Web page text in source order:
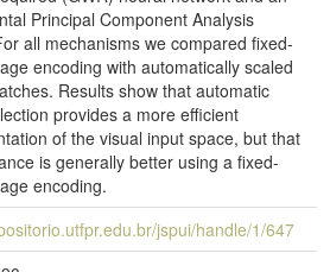
Principal Component Analysis
all mechanisms we compared fixed-
encoding with automatically scaled
Results show that automatic
provides a more efficient
of the visual input space, but that
is generally better using a fixed-
encoding.
jspui/handle/1/647